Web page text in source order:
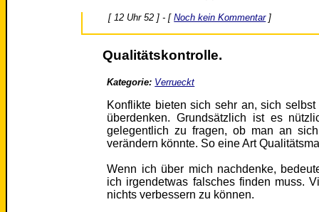
[ 12 Uhr 52 ] - [Noch kein Kommentar]
Qualitätskontrolle.
Kategorie: Verrueckt
Konflikte bieten sich sehr an, sich
überdenken. Grundsätzlich ist es
gelegentlich zu fragen, ob man an
verändern könnte. So eine Art
Wenn ich über mich nachdenke,
ich irgendetwas falsches finden muss.
nichts verbessern zu können.